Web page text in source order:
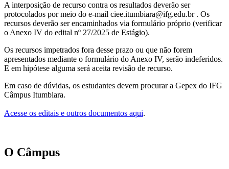
A interposição de recurso contra os resultados deverão ser
protocolados por meio do e-mail ciee.itumbiara@ifg.edu.br . Os
recursos deverão ser encaminhados via formulário próprio (verificar
o Anexo IV do edital nº 27/2025 de Estágio).
Os recursos impetrados fora desse prazo ou que não forem
apresentados mediante o formulário do Anexo IV, serão indeferidos.
E em hipótese alguma será aceita revisão de recurso.
Em caso de dúvidas, os estudantes devem procurar a Gepex do IFG
Câmpus Itumbiara.
Acesse os editais e outros documentos aqui.
O Câmpus